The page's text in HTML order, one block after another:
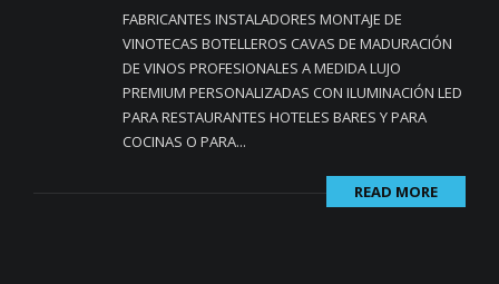
FABRICANTES INSTALADORES MONTAJE DE
VINOTECAS BOTELLEROS CAVAS DE MADURACIÓN
DE VINOS PROFESIONALES A MEDIDA LUJO
PREMIUM PERSONALIZADAS CON ILUMINACIÓN LED
PARA RESTAURANTES HOTELES BARES Y PARA
COCINAS O PARA...
READ MORE